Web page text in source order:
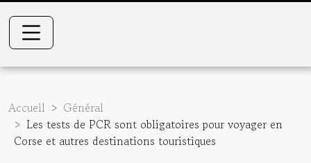
Accueil
Général
Les tests de PCR sont obligatoires pour voyager en
Corse et autres destinations touristiques